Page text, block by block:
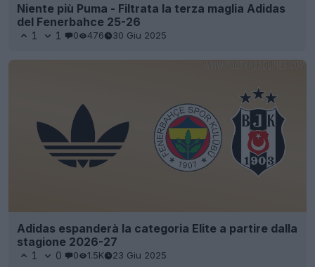
Niente più Puma - Filtrata la terza maglia Adidas
del Fenerbahce 25-26
1 1 0 476 30 Giu 2025
Adidas espanderà la categoria Elite a partire dalla
stagione 2026-27
1 0 0 1.5K 23 Giu 2025